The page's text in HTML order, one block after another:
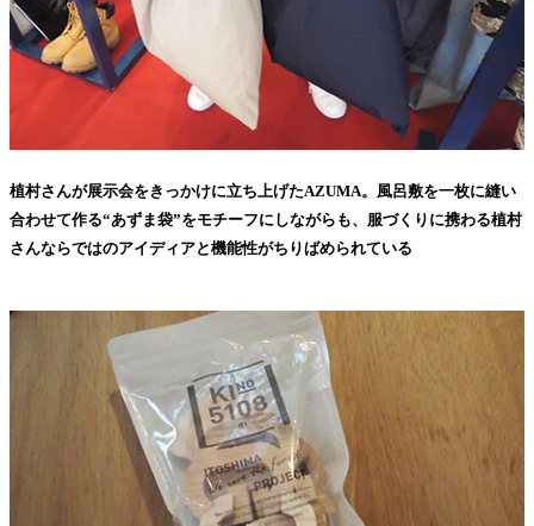
植村さんが展示会をきっかけに立ち上げたAZUMA。風呂敷を一枚に縫い
合わせて作る“あずま袋”をモチーフにしながらも、服づくりに携わる植村
さんならではのアイディアと機能性がちりばめられている